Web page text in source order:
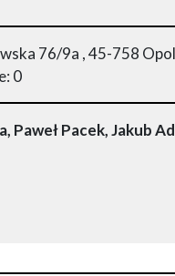
76/9a , 45-758
0
Paweł Pacek, Jakub